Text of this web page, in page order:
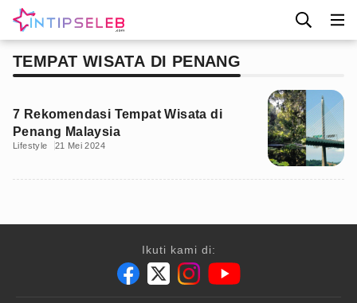
TEMPAT WISATA DI PENANG
7 Rekomendasi Tempat Wisata di
Penang Malaysia
Lifestyle 21 Mei 2024
Ikuti kami di: